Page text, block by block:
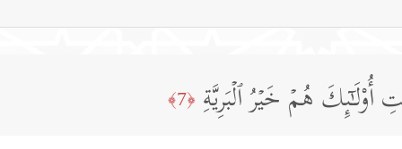
أُو۟لَـٰۤىِٕكَ هُمۡ خَیۡرُ ٱلۡبَرِیَّةِ ﴿7﴾